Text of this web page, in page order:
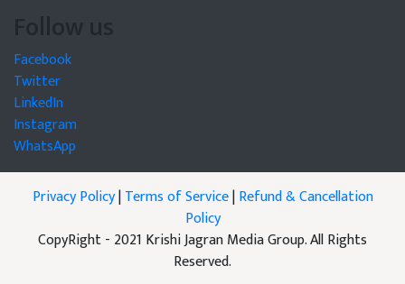
Follow us
Facebook
Twitter
LinkedIn
Instagram
WhatsApp
Privacy Policy|Terms of Service|Refund & Cancellation
Policy
CopyRight - 2021 Krishi Jagran Media Group. All Rights
Reserved.